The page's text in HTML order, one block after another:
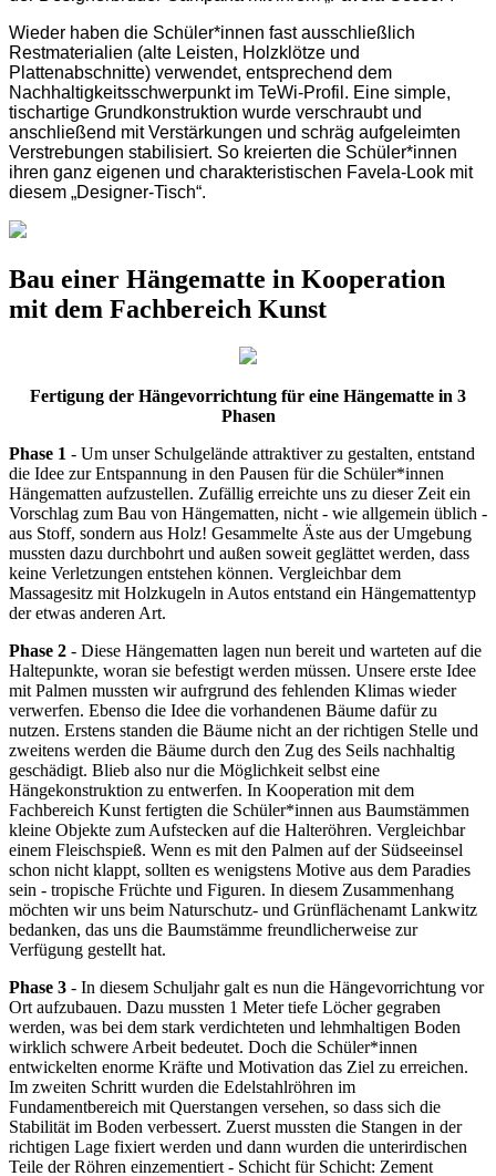
Wieder haben die Schüler*innen fast ausschließlich
Restmaterialien (alte Leisten, Holzklötze und
Plattenabschnitte) verwendet, entsprechend dem
Nachhaltigkeitsschwerpunkt im TeWi-Profil. Eine simple,
tischartige Grundkonstruktion wurde verschraubt und
anschließend mit Verstärkungen und schräg aufgeleimten
Verstrebungen stabilisiert. So kreierten die Schüler*innen
ihren ganz eigenen und charakteristischen Favela-Look mit
diesem „Designer-Tisch“.
Bau einer Hängematte in Kooperation
mit dem Fachbereich Kunst
Fertigung der Hängevorrichtung für eine Hängematte in 3
Phasen
Phase 1 - Um unser Schulgelände attraktiver zu gestalten, entstand
die Idee zur Entspannung in den Pausen für die Schüler*innen
Hängematten aufzustellen. Zufällig erreichte uns zu dieser Zeit ein
Vorschlag zum Bau von Hängematten, nicht - wie allgemein üblich -
aus Stoff, sondern aus Holz! Gesammelte Äste aus der Umgebung
mussten dazu durchbohrt und außen soweit geglättet werden, dass
keine Verletzungen entstehen können. Vergleichbar dem
Massagesitz mit Holzkugeln in Autos entstand ein Hängemattentyp
der etwas anderen Art.
Phase 2 - Diese Hängematten lagen nun bereit und warteten auf die
Haltepunkte, woran sie befestigt werden müssen. Unsere erste Idee
mit Palmen mussten wir aufrgrund des fehlenden Klimas wieder
verwerfen. Ebenso die Idee die vorhandenen Bäume dafür zu
nutzen. Erstens standen die Bäume nicht an der richtigen Stelle und
zweitens werden die Bäume durch den Zug des Seils nachhaltig
geschädigt. Blieb also nur die Möglichkeit selbst eine
Hängekonstruktion zu entwerfen. In Kooperation mit dem
Fachbereich Kunst fertigten die Schüler*innen aus Baumstämmen
kleine Objekte zum Aufstecken auf die Halteröhren. Vergleichbar
einem Fleischspieß. Wenn es mit den Palmen auf der Südseeinsel
schon nicht klappt, sollten es wenigstens Motive aus dem Paradies
sein - tropische Früchte und Figuren. In diesem Zusammenhang
möchten wir uns beim Naturschutz- und Grünflächenamt Lankwitz
bedanken, das uns die Baumstämme freundlicherweise zur
Verfügung gestellt hat.
Phase 3 - In diesem Schuljahr galt es nun die Hängevorrichtung vor
Ort aufzubauen. Dazu mussten 1 Meter tiefe Löcher gegraben
werden, was bei dem stark verdichteten und lehmhaltigen Boden
wirklich schwere Arbeit bedeutet. Doch die Schüler*innen
entwickelten enorme Kräfte und Motivation das Ziel zu erreichen.
Im zweiten Schritt wurden die Edelstahlröhren im
Fundamentbereich mit Querstangen versehen, so dass sich die
Stabilität im Boden verbessert. Zuerst mussten die Stangen in der
richtigen Lage fixiert werden und dann wurden die unterirdischen
Teile der Röhren einzementiert - Schicht für Schicht: Zement